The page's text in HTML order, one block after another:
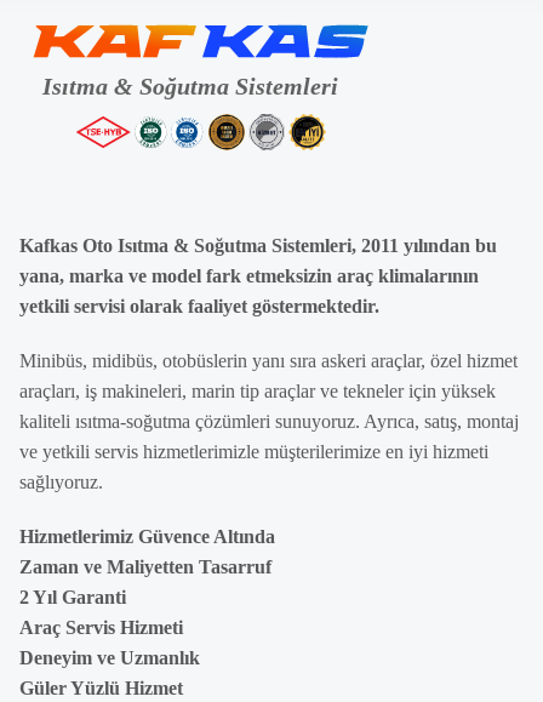
Kafkas Oto Isıtma & Soğutma Sistemleri, 2011 yılından bu
yana, marka ve model fark etmeksizin araç klimalarının
yetkili servisi olarak faaliyet göstermektedir.
Minibüs, midibüs, otobüslerin yanı sıra askeri araçlar, özel hizmet
araçları, iş makineleri, marin tip araçlar ve tekneler için yüksek
kaliteli ısıtma-soğutma çözümleri sunuyoruz. Ayrıca, satış, montaj
ve yetkili servis hizmetlerimizle müşterilerimize en iyi hizmeti
sağlıyoruz.
Hizmetlerimiz Güvence Altında
Zaman ve Maliyetten Tasarruf
2 Yıl Garanti
Araç Servis Hizmeti
Deneyim ve Uzmanlık
Güler Yüzlü Hizmet